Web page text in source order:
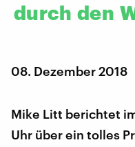
durch den
08. Dezember 2018
Mike Litt berichtet
Uhr über ein tolles